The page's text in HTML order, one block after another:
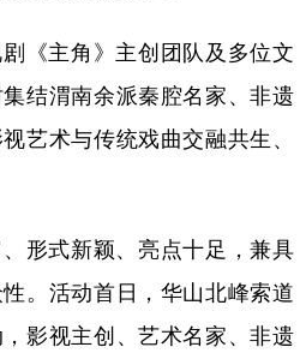
主角》主创团队及多位文
结渭南余派秦腔名家、非遗
艺术与传统戏曲交融共生、
式新颖、亮点十足，兼具
。活动首日，华山北峰索道
影视主创、艺术名家、非遗